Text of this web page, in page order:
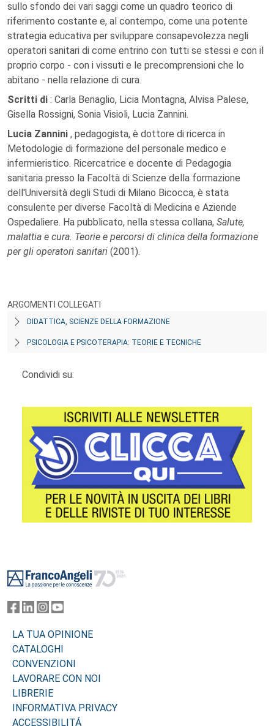
sullo sfondo dei vari saggi come un quadro teorico di
riferimento costante e, al contempo, come una potente
strategia educativa per sviluppare consapevolezza negli
operatori sanitari di come entrino con tutti se stessi e con il
proprio corpo - con i vissuti e le precomprensioni che lo
abitano - nella relazione di cura.
Scritti di : Carla Benaglio, Licia Montagna, Alvisa Palese,
Gisella Rossigni, Sonia Visioli, Lucia Zannini.
Lucia Zannini , pedagogista, è dottore di ricerca in
Metodologie di formazione del personale medico e
infermieristico. Ricercatrice e docente di Pedagogia
sanitaria presso la Facoltà di Scienze della formazione
dell'Università degli Studi di Milano Bicocca, è stata
consulente per diverse Facoltà di Medicina e Aziende
Ospedaliere. Ha pubblicato, nella stessa collana, Salute,
malattia e cura. Teorie e percorsi di clinica della formazione
per gli operatori sanitari (2001).
ARGOMENTI COLLEGATI
DIDATTICA, SCIENZE DELLA FORMAZIONE
PSICOLOGIA E PSICOTERAPIA: TEORIE E TECNICHE
Condividi su:
LA TUA OPINIONE
CATALOGHI
CONVENZIONI
LAVORARE CON NOI
LIBRERIE
INFORMATIVA PRIVACY
ACCESSIBILITÁ